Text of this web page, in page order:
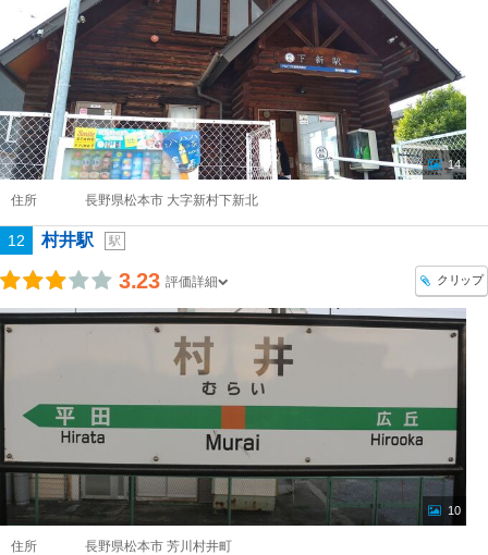
14
住所 長野県松本市 大字新村下新北
12 村井駅 駅
3.23 評価詳細 クリップ
10
住所 長野県松本市 芳川村井町